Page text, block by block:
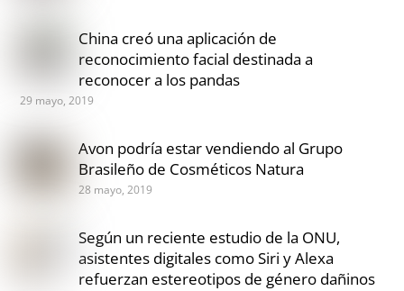
China creó una aplicación de
reconocimiento facial destinada a
reconocer a los pandas
29 mayo, 2019
Avon podría estar vendiendo al Grupo
Brasileño de Cosméticos Natura
28 mayo, 2019
Según un reciente estudio de la ONU,
asistentes digitales como Siri y Alexa
refuerzan estereotipos de género dañinos